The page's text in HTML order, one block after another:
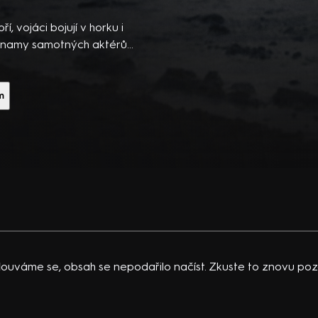
vojáci bojují v horku i
samotných aktérů
se, obsah se nepodařilo načíst. Zkuste to znovu